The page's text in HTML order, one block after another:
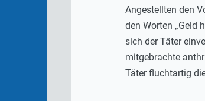
Angestellten den
den Worten „Geld
sich der Täter
mitgebrachte
Täter fluchtartig